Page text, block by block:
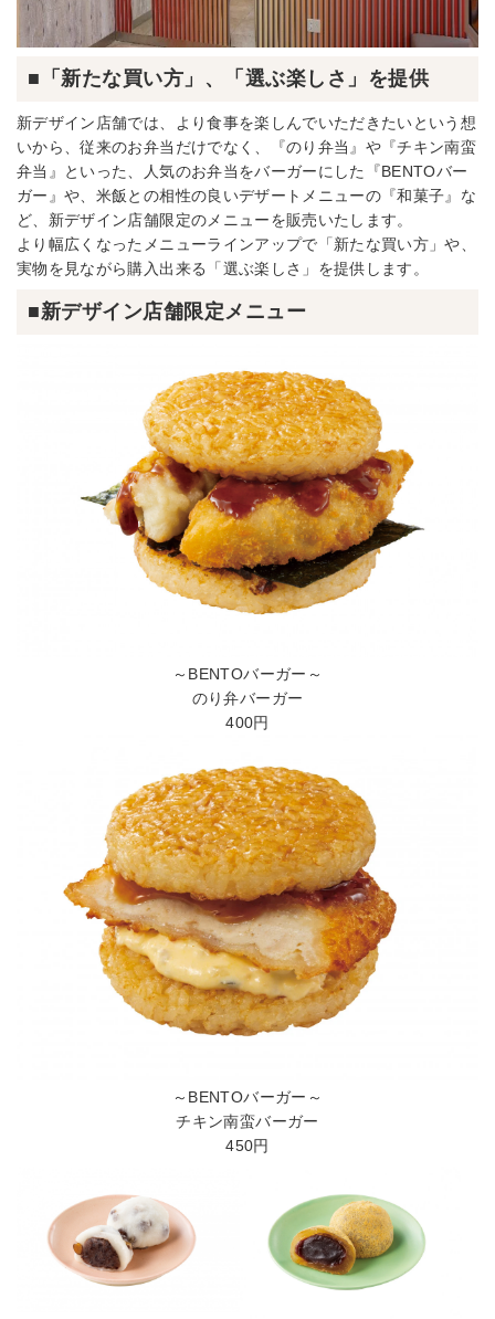
■「新たな買い方」、「選ぶ楽しさ」を提供
新デザイン店舗では、より食事を楽しんでいただきたいという想
いから、従来のお弁当だけでなく、『のり弁当』や『チキン南蛮
弁当』といった、人気のお弁当をバーガーにした『BENTOバー
ガー』や、米飯との相性の良いデザートメニューの『和菓子』な
ど、新デザイン店舗限定のメニューを販売いたします。
より幅広くなったメニューラインアップで「新たな買い方」や、
実物を見ながら購入出来る「選ぶ楽しさ」を提供します。
■新デザイン店舗限定メニュー
～BENTOバーガー～
のり弁バーガー
400円
～BENTOバーガー～
チキン南蛮バーガー
450円